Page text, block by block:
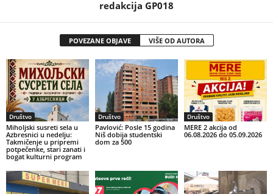
redakcija GP018
POVEZANE OBJAVE VIŠE OD AUTORA
Društvo
Miholjski susreti sela u
Azbresnici u nedelju:
Takmičenje u pripremi
potpečenke, stari zanati i
bogat kulturni program
Društvo
Pavlović: Posle 15 godina
Niš dobija studentski
dom za 500
Društvo
MERE 2 akcija od
06.08.2026 do 05.09.2026